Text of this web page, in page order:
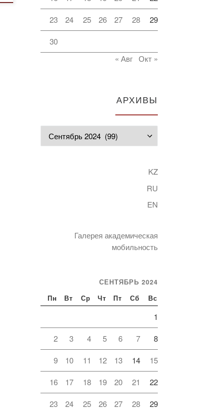
23 24 25 26 27 28 29
30
« Авг Окт »
АРХИВЫ
KZ
RU
EN
Галерея академическая
мобильность
СЕНТЯБРЬ 2024
Пн Вт Ср Чт Пт Сб Вс
1
2 3 4 5 6 7 8
9 10 11 12 13 14 15
16 17 18 19 20 21 22
23 24 25 26 27 28 29